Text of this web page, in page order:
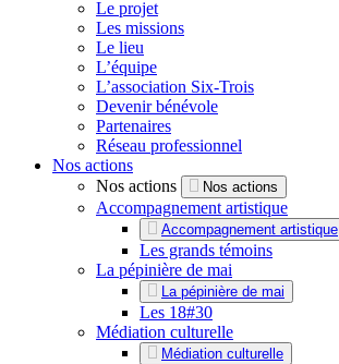
Le projet
Les missions
Le lieu
L’équipe
L’association Six-Trois
Devenir bénévole
Partenaires
Réseau professionnel
Nos actions
Nos actions
Nos actions
Accompagnement artistique
Accompagnement artistique
Les grands témoins
La pépinière de mai
La pépinière de mai
Les 18#30
Médiation culturelle
Médiation culturelle